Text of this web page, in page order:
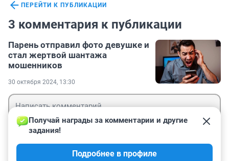
ПЕРЕЙТИ К ПУБЛИКАЦИИ
3 комментария к публикации
Парень отправил фото девушке и
стал жертвой шантажа
мошенников
30 октября 2024, 13:30
Получай награды за комментарии и другие
задания!
Подробнее в профиле